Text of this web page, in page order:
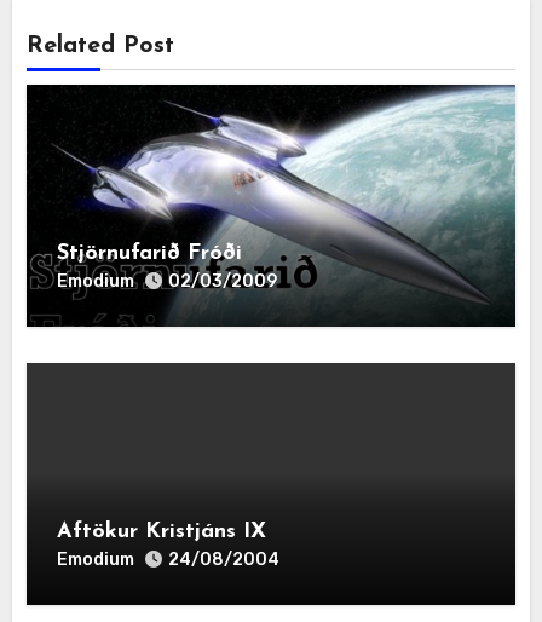
Related Post
Stjörnufarið Fróði
Emodium 02/03/2009
Aftökur Kristjáns IX
Emodium 24/08/2004